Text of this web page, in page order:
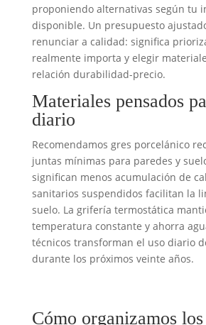
proponiendo alternativas según tu
disponible. Un presupuesto
renunciar a calidad: significa
realmente importa y elegir
relación durabilidad-precio.
Materiales pensados
diario
Recomendamos gres porcelánico
juntas mínimas para paredes y
significan menos acumulación de
sanitarios suspendidos facilitan la
suelo. La grifería termostática
temperatura constante y ahorra
técnicos transforman el uso diario
durante los próximos veinte años.
Cómo organizamos